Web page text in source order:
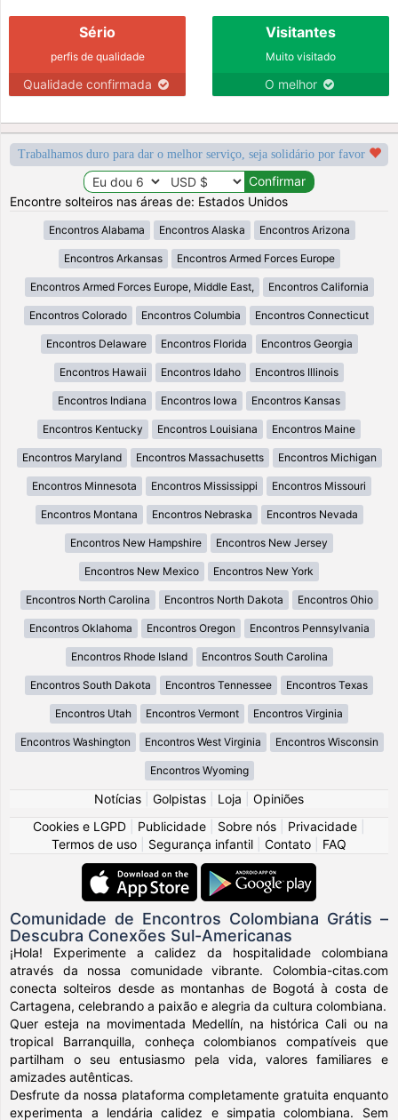
Sério
perfis de qualidade
Qualidade confirmada
Visitantes
Muito visitado
O melhor
Trabalhamos duro para dar o melhor serviço, seja solidário por favor
Encontre solteiros nas áreas de: Estados Unidos
Encontros Alabama Encontros Alaska Encontros Arizona
Encontros Arkansas Encontros Armed Forces Europe
Encontros Armed Forces Europe, Middle East, Encontros California
Encontros Colorado Encontros Columbia Encontros Connecticut
Encontros Delaware Encontros Florida Encontros Georgia
Encontros Hawaii Encontros Idaho Encontros Illinois
Encontros Indiana Encontros Iowa Encontros Kansas
Encontros Kentucky Encontros Louisiana Encontros Maine
Encontros Maryland Encontros Massachusetts Encontros Michigan
Encontros Minnesota Encontros Mississippi Encontros Missouri
Encontros Montana Encontros Nebraska Encontros Nevada
Encontros New Hampshire Encontros New Jersey
Encontros New Mexico Encontros New York
Encontros North Carolina Encontros North Dakota Encontros Ohio
Encontros Oklahoma Encontros Oregon Encontros Pennsylvania
Encontros Rhode Island Encontros South Carolina
Encontros South Dakota Encontros Tennessee Encontros Texas
Encontros Utah Encontros Vermont Encontros Virginia
Encontros Washington Encontros West Virginia Encontros Wisconsin
Encontros Wyoming
Notícias Golpistas Loja
Opiniões
Cookies e LGPD
Publicidade Sobre nós Privacidade
Termos de uso
Segurança infantil Contato FAQ
Comunidade de Encontros Colombiana Grátis –
Descubra Conexões Sul-Americanas
¡Hola! Experimente a calidez da hospitalidade colombiana
através da nossa comunidade vibrante. Colombia-citas.com
conecta solteiros desde as montanhas de Bogotá à costa de
Cartagena, celebrando a paixão e alegria da cultura colombiana.
Quer esteja na movimentada Medellín, na histórica Cali ou na
tropical Barranquilla, conheça colombianos compatíveis que
partilham o seu entusiasmo pela vida, valores familiares e
amizades autênticas.
Desfrute da nossa plataforma completamente gratuita enquanto
experimenta a lendária calidez e simpatia colombiana. Sem